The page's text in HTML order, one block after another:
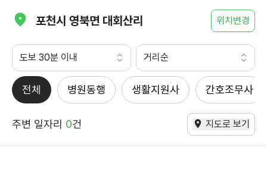
포천시 영북면 대회산리 위치변경
도보 30분 이내 거리순
전체 병원동행 생활지원사 간호조무사
주변 일자리 0건 지도로 보기